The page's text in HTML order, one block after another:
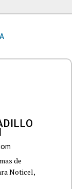
de
Noticel,